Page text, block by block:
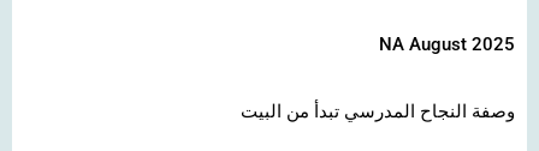
NA August 2025
وصفة النجاح المدرسي تبدأ من البيت